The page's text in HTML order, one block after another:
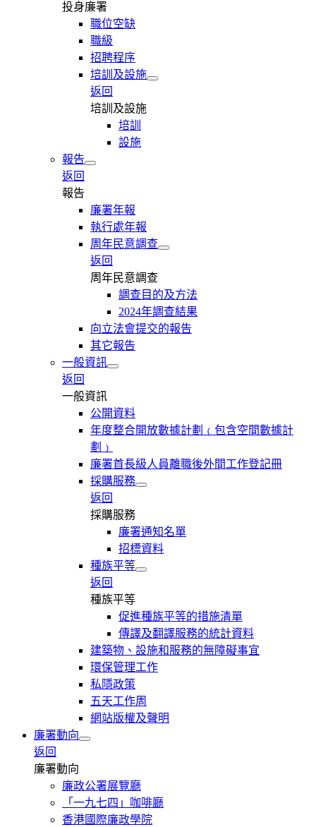
投身廉署
職位空缺
職級
招聘程序
培訓及設施
返回
培訓及設施
培訓
設施
報告
返回
報告
廉署年報
執行處年報
周年民意調查
返回
周年民意調查
調查目的及方法
2024年調查結果
向立法會提交的報告
其它報告
一般資訊
返回
一般資訊
公開資料
年度整合開放數據計劃﹙包含空間數據計
劃﹚
廉署首長級人員離職後外間工作登記冊
採購服務
返回
採購服務
廉署通知名單
招標資料
種族平等
返回
種族平等
促進種族平等的措施清單
傳譯及翻譯服務的統計資料
建築物、設施和服務的無障礙事宜
環保管理工作
私隱政策
五天工作周
網站版權及聲明
廉署動向
返回
廉署動向
廉政公署展覽廳
「一九七四」咖啡廳
香港國際廉政學院